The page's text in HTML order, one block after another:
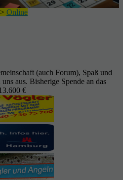
Online
(auch Forum), Spaß und
aus. Bisherige Spende an das
€